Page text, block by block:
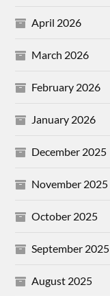
April 2026
March 2026
February 2026
January 2026
December 2025
November 2025
October 2025
September 2025
August 2025